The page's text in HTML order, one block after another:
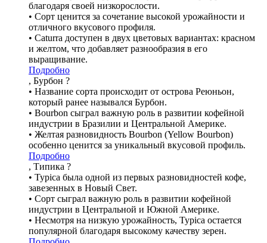
благодаря своей низкорослости.
• Сорт ценится за сочетание высокой урожайности и
отличного вкусового профиля.
• Caturra доступен в двух цветовых вариантах: красном
и желтом, что добавляет разнообразия в его
выращивание.
Подробно
, Бурбон ?
• Название сорта происходит от острова Реюньон,
который ранее назывался Бурбон.
• Bourbon сыграл важную роль в развитии кофейной
индустрии в Бразилии и Центральной Америке.
• Желтая разновидность Bourbon (Yellow Bourbon)
особенно ценится за уникальный вкусовой профиль.
Подробно
, Типика ?
• Typica была одной из первых разновидностей кофе,
завезенных в Новый Свет.
• Сорт сыграл важную роль в развитии кофейной
индустрии в Центральной и Южной Америке.
• Несмотря на низкую урожайность, Typica остается
популярной благодаря высокому качеству зерен.